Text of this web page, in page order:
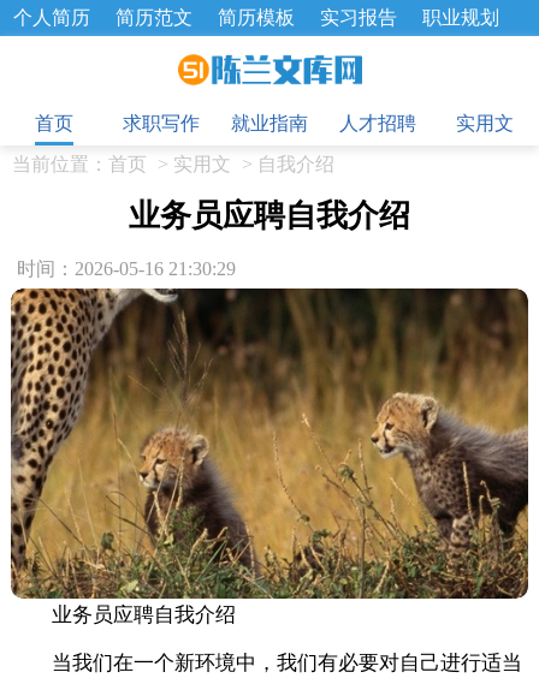
个人简历 简历范文 简历模板 实习报告
职业规划
招聘选拔 绩效考核 企业文化
工作总结
辞职报告
首页
求职写作 就业指南 人才招聘
实用文
当前位置： 首页 > 实用文 > 自我介绍
业务员应聘自我介绍
时间：2026-05-16 21:30:29
业务员应聘自我介绍
当我们在一个新环境中，我们有必要对自己进行适当